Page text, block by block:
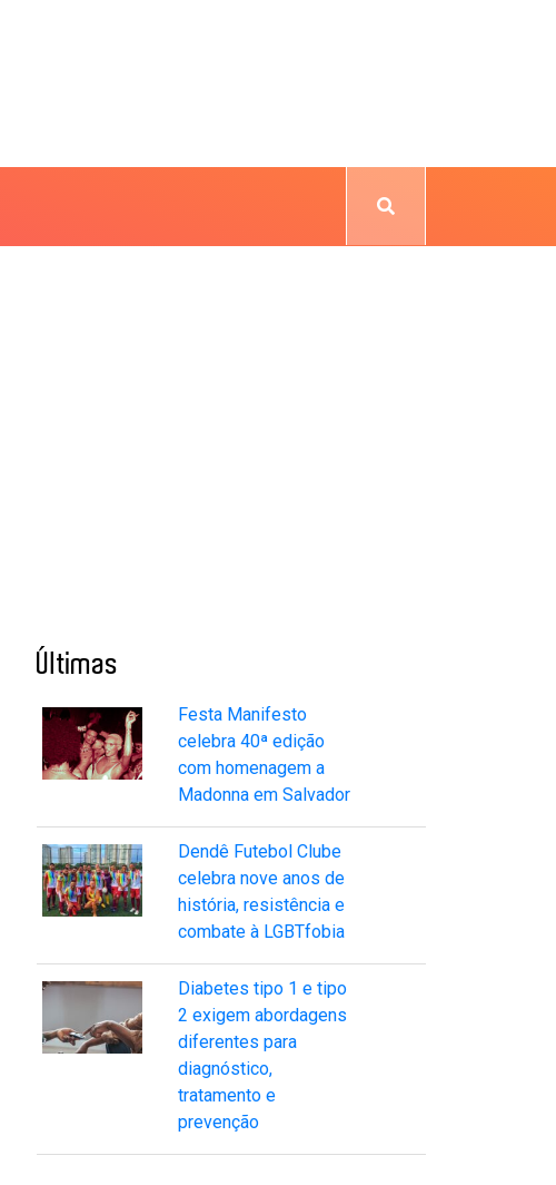
Últimas
Festa Manifesto
celebra 40ª edição
com homenagem a
Madonna em Salvador
Dendê Futebol Clube
celebra nove anos de
história, resistência e
combate à LGBTfobia
Diabetes tipo 1 e tipo
2 exigem abordagens
diferentes para
diagnóstico,
tratamento e
prevenção